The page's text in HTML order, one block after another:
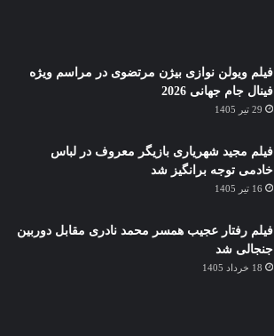
فیلم ویولن نوازی بیژن مرتضوی در مراسم ویژه
فینال جام جهانی 2026
29 تیر 1405
فیلم مجید شهریاری بازیگر معروف در لباس
خادمی توجه برانگیز شد
16 تیر 1405
فیلم رفتار عجیب همسر محمد نادری مقابل دوربین
جنجالی شد
18 خرداد 1405